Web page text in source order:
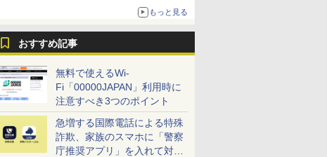
もっと見る
おすすめ記事
無料で使えるWi-
Fi「00000JAPAN」利用時に
注意すべき3つのポイント
急増する国際電話による特殊
詐欺、家族のスマホに「警察
庁推奨アプリ」を入れて対策